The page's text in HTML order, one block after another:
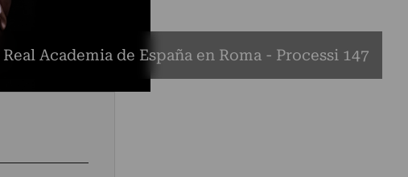
Real Academia de España en Roma - Processi 147